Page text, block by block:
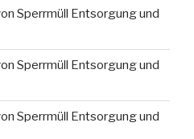
Sperrmüll Entsorgung und
Sperrmüll Entsorgung und
Sperrmüll Entsorgung und